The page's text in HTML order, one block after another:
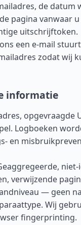
de datum
pagina vanwaar
uitschrijftoken.
een e-mail
zodat wij
informatie
opgevraagde
Logboeken
en
verwijzende
— geen
Wij
fingerprinting.